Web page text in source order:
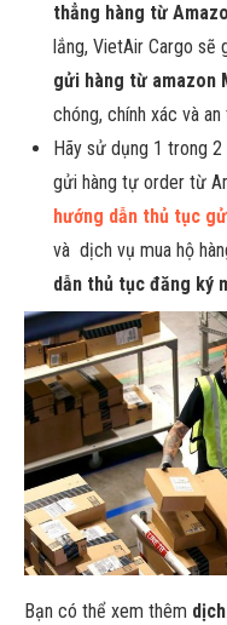
thẳng hàng từ
lắng, VietAir Cargo sẽ
gửi hàng từ amazon
chóng, chính xác và an
Hãy sử dụng 1 trong
gửi hàng tự order từ
hướng dẫn thủ tục
và dịch vụ mua hộ
dẫn thủ tục đăng ký
Bạn có thể xem thêm